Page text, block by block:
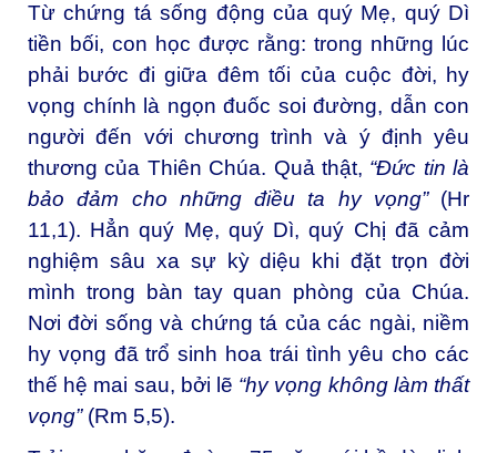
Từ chứng tá sống động của quý Mẹ, quý Dì
tiền bối, con học được rằng: trong những lúc
phải bước đi giữa đêm tối của cuộc đời, hy
vọng chính là ngọn đuốc soi đường, dẫn con
người đến với chương trình và ý định yêu
thương của Thiên Chúa. Quả thật, “Đức tin là
bảo đảm cho những điều ta hy vọng”(Hr
11,1). Hẳn quý Mẹ, quý Dì, quý Chị đã cảm
nghiệm sâu xa sự kỳ diệu khi đặt trọn đời
mình trong bàn tay quan phòng của Chúa.
Nơi đời sống và chứng tá của các ngài, niềm
hy vọng đã trổ sinh hoa trái tình yêu cho các
thế hệ mai sau, bởi lẽ “hy vọng không làm thất
vọng”(Rm 5,5).